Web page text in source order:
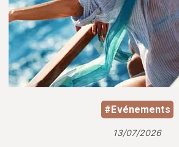
#Evénements
13/07/2026